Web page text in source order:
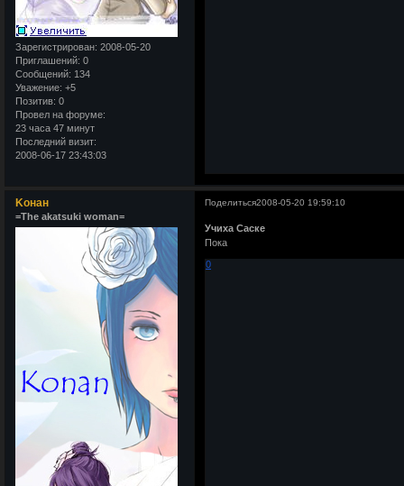
Зарегистрирован: 2008-05-20
Приглашений: 0
Сообщений: 134
Уважение: +5
Позитив: 0
Провел на форуме:
23 часа 47 минут
Последний визит:
2008-06-17 23:43:03
Поделиться2008-05-20 19:59:10
Kонан
=The akatsuki woman=
Учиха Саске
Пока
0